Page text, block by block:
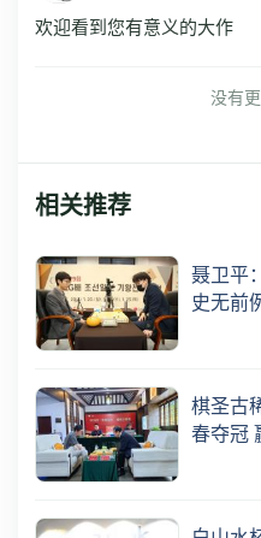
欢迎看到您有意义的大作
没有
相关推荐
聂卫平
史无前
棋圣古
春夺冠